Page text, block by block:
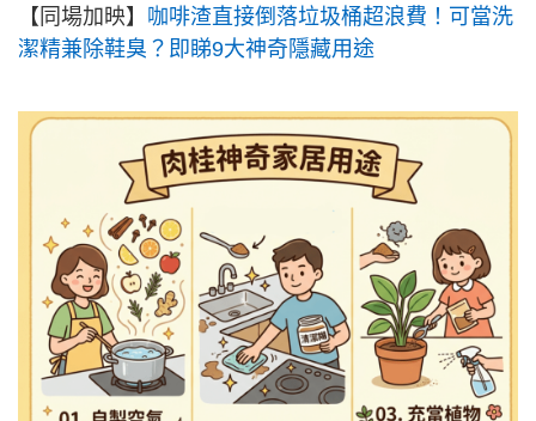
【同場加映】 咖啡渣直接倒落垃圾桶超浪費！可當洗
潔精兼除鞋臭？即睇9大神奇隱藏用途